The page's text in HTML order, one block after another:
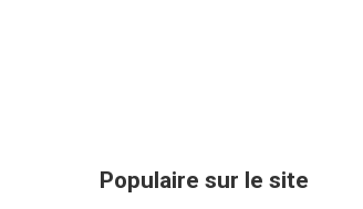
Populaire sur le site